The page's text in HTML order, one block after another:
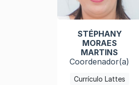
STÉPHANY
MORAES
MARTINS
Coordenador(a)
Currículo Lattes